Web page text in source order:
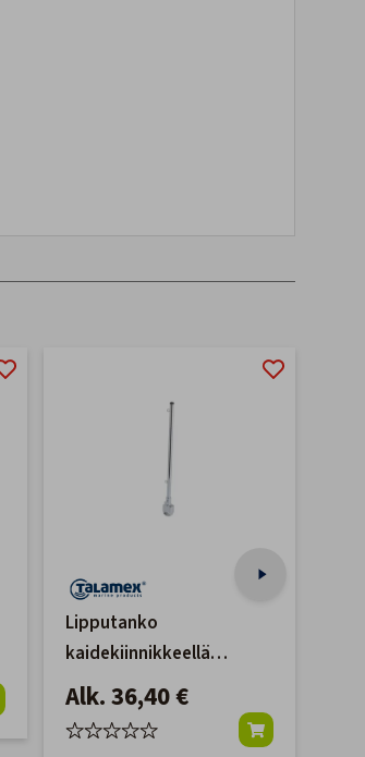
Lipputanko
kaidekiinnikkeellä
kromattu messinki
Alk. 36,40 €